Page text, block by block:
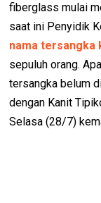
fiberglass mulai
saat ini Penyidik
nama tersangka
sepuluh orang.
tersangka belum
dengan Kanit
Selasa (28/7)